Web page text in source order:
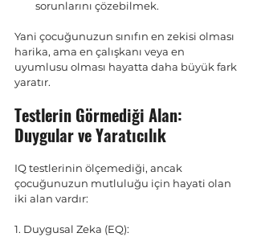
sorunlarını çözebilmek.
Yani çocuğunuzun sınıfın en zekisi olması
harika, ama en çalışkanı veya en
uyumlusu olması hayatta daha büyük fark
yaratır.
Testlerin Görmediği Alan:
Duygular ve Yaratıcılık
IQ testlerinin ölçemediği, ancak
çocuğunuzun mutluluğu için hayati olan
iki alan vardır:
1. Duygusal Zeka (EQ):